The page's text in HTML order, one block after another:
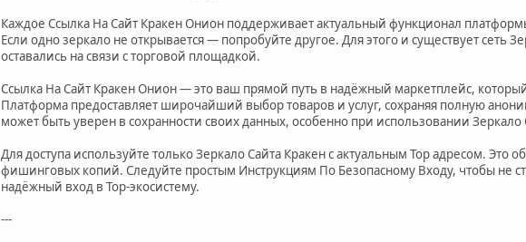
Каждое Ссылка На Сайт Кракен Онион поддерживает актуальный функционал
Если одно зеркало не открывается — попробуйте другое. Для этого и существует сеть
оставались на связи с торговой площадкой.
Ссылка На Сайт Кракен Онион — это ваш прямой путь в надёжный маркетплейс,
Платформа предоставляет широчайший выбор товаров и услуг, сохраняя полную
может быть уверен в сохранности своих данных, особенно при использовании
Для доступа используйте только Зеркало Сайта Кракен с актуальным Тор адресом.
фишинговых копий. Следуйте простым Инструкциям По Безопасному Входу, чтобы не
надёжный вход в Тор-экосистему.
---